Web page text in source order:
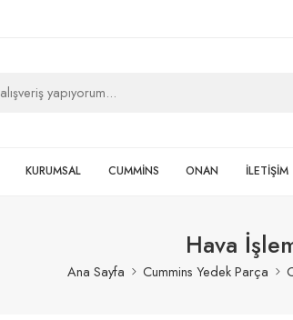
KURUMSAL CUMMİNS ONAN İLETİŞİM
Hava
Ana Sayfa Cummins Yedek Parça